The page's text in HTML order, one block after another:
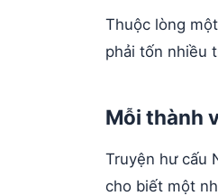
Thuộc lòng
phải tốn nhiều
Mỗi thành
Truyện hư cấu
cho biết một